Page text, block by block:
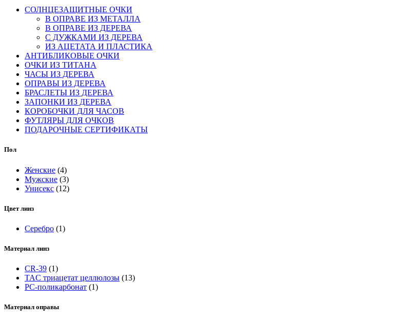
СОЛНЦЕЗАЩИТНЫЕ ОЧКИ
В ОПРАВЕ ИЗ МЕТАЛЛА
В ОПРАВЕ ИЗ ДЕРЕВА
С ДУЖКАМИ ИЗ ДЕРЕВА
ИЗ АЦЕТАТА И ПЛАСТИКА
АНТИБЛИКОВЫЕ ОЧКИ
ОЧКИ ИЗ ТИТАНА
ЧАСЫ ИЗ ДЕРЕВА
ОПРАВЫ ИЗ ДЕРЕВА
БРАСЛЕТЫ ИЗ ДЕРЕВА
ЗАПОНКИ ИЗ ДЕРЕВА
КОРОБОЧКИ ДЛЯ ЧАСОВ
ФУТЛЯРЫ ДЛЯ ОЧКОВ
ПОДАРОЧНЫЕ СЕРТИФИКАТЫ
Пол
Женские (4)
Мужские (3)
Унисекс (12)
Цвет линз
Серебро (1)
Материал линз
CR-39 (1)
TAC триацетат целлюлозы (13)
РС-поликарбонат (1)
Материал оправы